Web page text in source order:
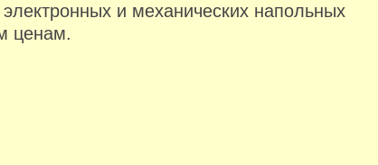
и механических напольных
ценам.